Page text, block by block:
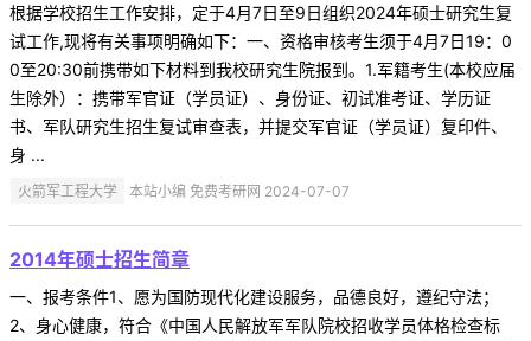
根据学校招生工作安排，定于4月7日至9日组织2024年硕士研究生复
试工作,现将有关事项明确如下：一、资格审核考生须于4月7日19：0
0至20:30前携带如下材料到我校研究生院报到。1.军籍考生(本校应届
生除外）：携带军官证（学员证）、身份证、初试准考证、学历证
书、军队研究生招生复试审查表，并提交军官证（学员证）复印件、
身 ...
火箭军工程大学 本站小编 免费考研网 2024-07-07
2014年硕士招生简章
一、报考条件1、愿为国防现代化建设服务，品德良好，遵纪守法；
2、身心健康，符合《中国人民解放军军队院校招收学员体格检查标